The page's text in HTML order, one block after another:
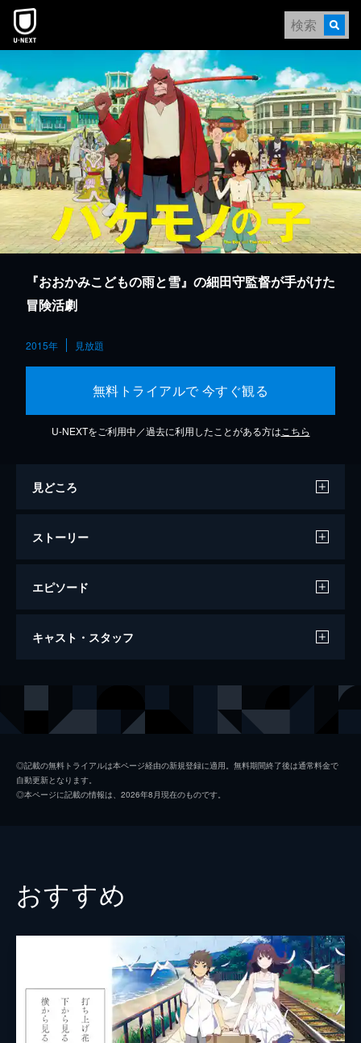
本文へスキップ
『おおかみこどもの雨と雪』の細田守監督が手がけた
冒険活劇
2015年 見放題
無料トライアルで 今すぐ観る
U-NEXTをご利用中／過去に利用したことがある方は こちら
見どころ
ストーリー
エピソード
バケモノの子
キャスト・スタッフ
九太（少年期） 宮崎あおい
九太の母 麻生久美子
一郎彦（少年期） 黒木華
チコ 諸星すみれ
二郎丸（少年期） 大野百花
◎記載の無料トライアルは本ページ経由の新規登録に適用。無料期間終了後は通常料金で
自動更新となります。
◎本ページに記載の情報は、2026年8月現在のものです。
おすすめ